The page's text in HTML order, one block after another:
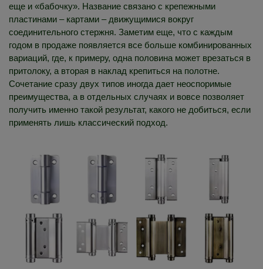
еще и «бабочку». Название связано с крепежными
пластинами – картами – движущимися вокруг
соединительного стержня. Заметим еще, что с каждым
годом в продаже появляется все больше комбинированных
вариаций, где, к примеру, одна половина может врезаться в
притолоку, а вторая в наклад крепиться на полотне.
Сочетание сразу двух типов иногда дает неоспоримые
преимущества, а в отдельных случаях и вовсе позволяет
получить именно такой результат, какого не добиться, если
применять лишь классический подход.